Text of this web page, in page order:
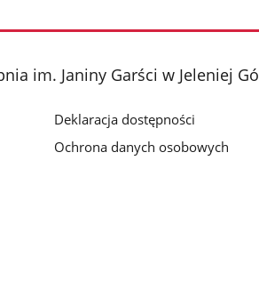
im. Janiny Garści w Jeleniej
Deklaracja dostępności
Ochrona danych osobowych